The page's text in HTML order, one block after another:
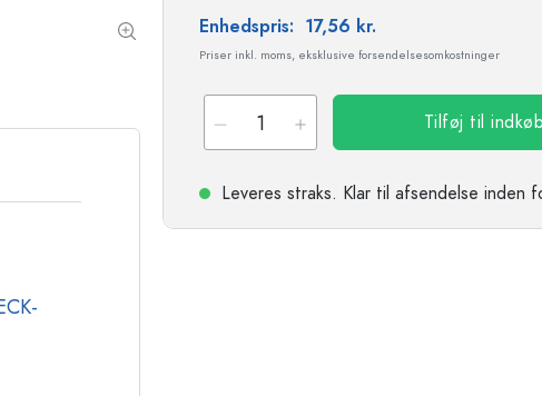
Enhedspris: 17,56 kr.
Priser inkl. moms, eksklusive forsendelsesomkostninger
Tilføj til
Leveres straks. Klar til afsendelse inden